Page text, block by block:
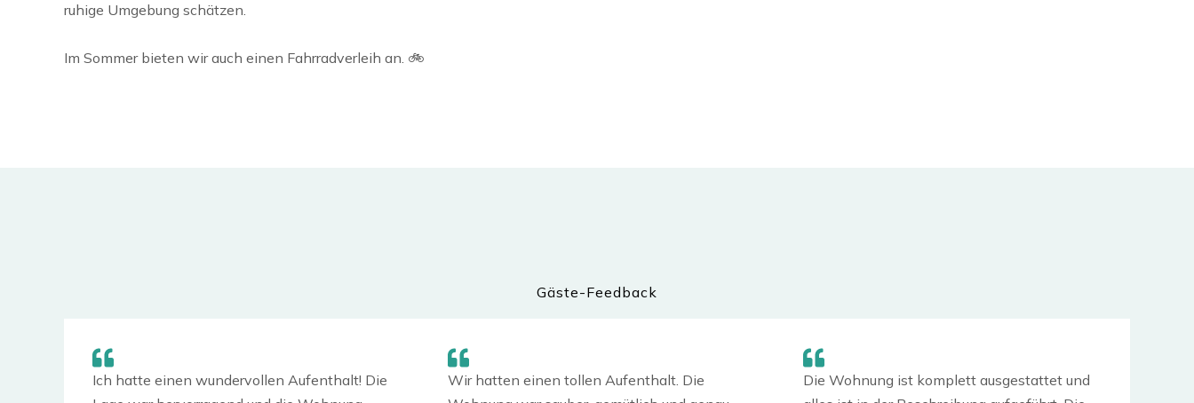
ruhige Umgebung schätzen.
Im Sommer bieten wir auch einen Fahrradverleih an. 🚲
Gäste-Feedback
Ich hatte einen wundervollen Aufenthalt! Die
Wir hatten einen tollen Aufenthalt. Die
Die Wohnung ist komplett ausgestattet und